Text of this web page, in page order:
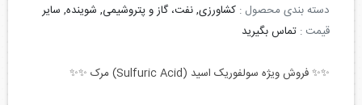
دسته بندی محصول : کشاورزی, نفت، گاز و پتروشیمی, شوینده, سایر
قیمت : تماس بگیرید
✨✨ فروش ویژه سولفوریک اسید (Sulfuric Acid) مرک ✨✨